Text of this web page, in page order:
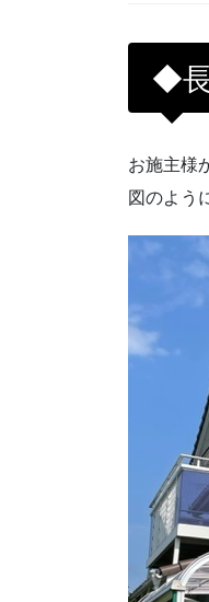
◆長
お施主様
図のよう